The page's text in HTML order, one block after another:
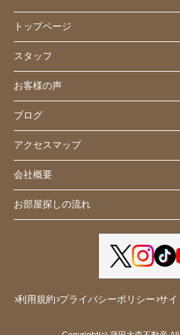
トップページ
スタッフ
お客様の声
ブログ
アクセスマップ
会社概要
お部屋探しの流れ
利用規約 プライバシーポリシー サイ